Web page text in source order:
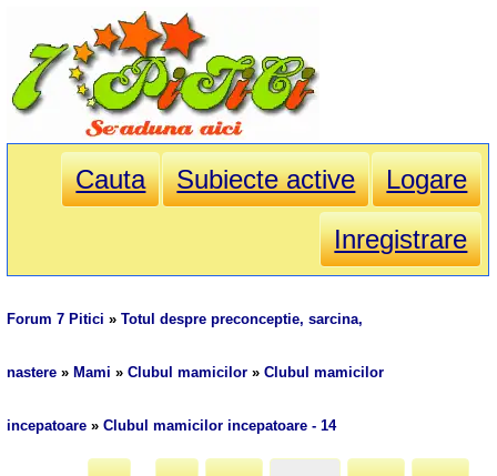
Cauta Subiecte active
Logare
Inregistrare
Forum 7 Pitici »Totul despre preconceptie, sarcina,
nastere » Mami »Clubul mamicilor »Clubul mamicilor
incepatoare »Clubul mamicilor incepatoare - 14